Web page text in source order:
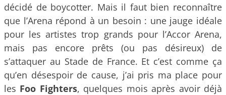
décidé de boycotter. Mais il faut bien reconnaître
que l’Arena répond à un besoin : une jauge idéale
pour les artistes trop grands pour l’Accor Arena,
mais pas encore prêts (ou pas désireux) de
s’attaquer au Stade de France. Et c’est comme ça
qu’en désespoir de cause, j’ai pris ma place pour
les Foo Fighters, quelques mois après avoir déjà